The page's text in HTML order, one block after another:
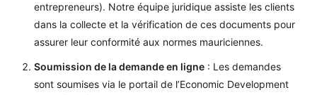
entrepreneurs). Notre équipe juridique assiste les clients
dans la collecte et la vérification de ces documents pour
assurer leur conformité aux normes mauriciennes.
Soumission de la demande en ligne : Les demandes
sont soumises via le portail de l’Economic Development